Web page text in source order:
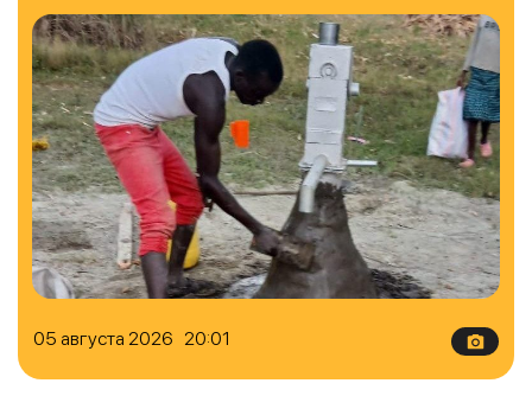
05 августа 2026 20:01